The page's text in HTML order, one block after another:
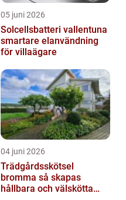
05 juni 2026
Solcellsbatteri vallentuna
smartare elanvändning
för villaägare
04 juni 2026
Trädgårdsskötsel
bromma så skapas
hållbara och välskötta